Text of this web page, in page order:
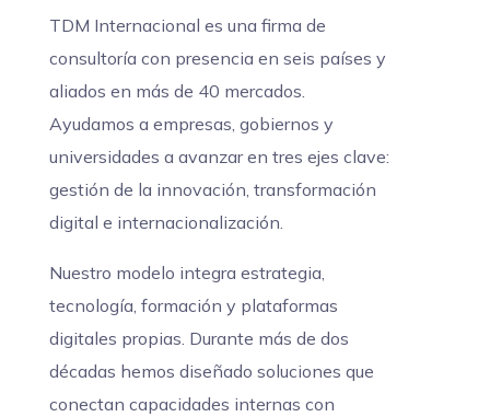
TDM Internacional es una firma de
consultoría con presencia en seis países y
aliados en más de 40 mercados.
Ayudamos a empresas, gobiernos y
universidades a avanzar en tres ejes clave:
gestión de la innovación, transformación
digital e internacionalización.
Nuestro modelo integra estrategia,
tecnología, formación y plataformas
digitales propias. Durante más de dos
décadas hemos diseñado soluciones que
conectan capacidades internas con